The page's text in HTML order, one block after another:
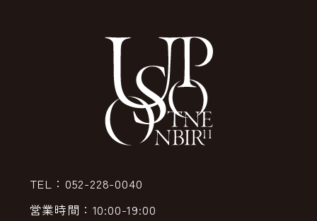
TEL：052-228-0040
営業時間：10:00-19:00